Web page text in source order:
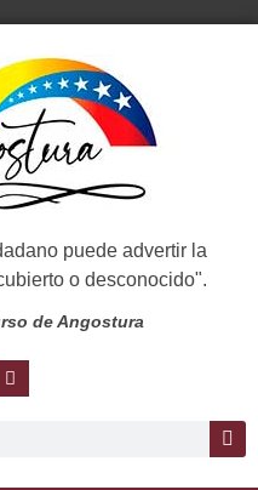
puede advertir la
o desconocido".
de Angostura